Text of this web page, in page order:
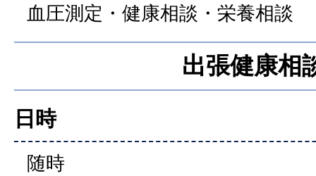
血圧測定・健康相談・栄養相談
出張健康相
日時
随時